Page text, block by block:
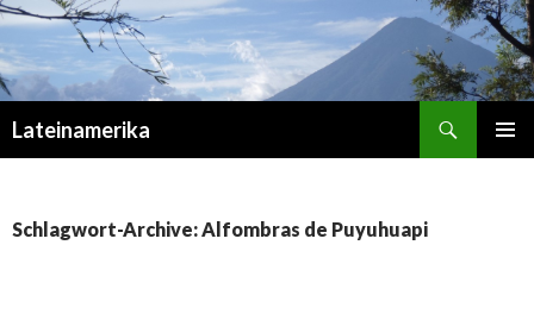
Lateinamerika
Schlagwort-Archive: Alfombras de Puyuhuapi